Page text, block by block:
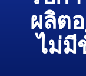
ผลิต
ไม่มี